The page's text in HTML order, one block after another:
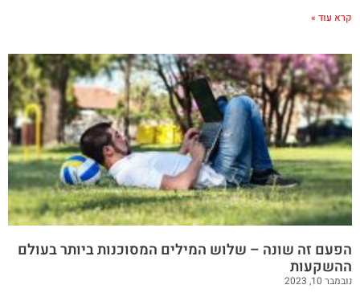
קרא עוד »
הפעם זה שונה – שלוש המילים המסוכנות ביותר בעולם
ההשקעות
נובמבר 10, 2023